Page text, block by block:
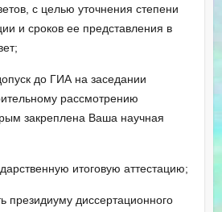
с целью уточнения степени
и сроков ее представления в
до ГИА на заседании
рассмотрению
закреплена Ваша научная
итоговую аттестацию;
президиуму диссертационного